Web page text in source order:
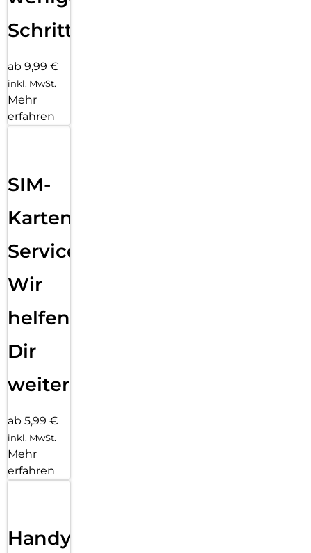
Schritten
ab 9,99 €
inkl. MwSt.
Mehr
erfahren
SIM-
Karten
Service:
Wir
helfen
Dir
weiter
ab 5,99 €
inkl. MwSt.
Mehr
erfahren
Handy